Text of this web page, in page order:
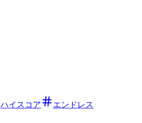
ハイスコア エンドレス